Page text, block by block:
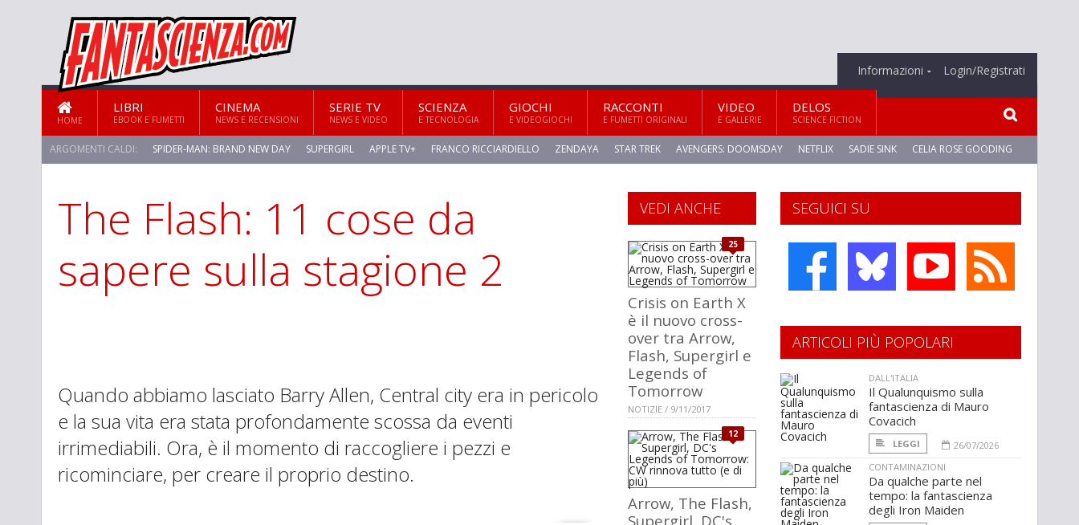
Informazioni Login/Registrati
HOME
LIBRI
EBOOK E FUMETTI
CINEMA
NEWS E RECENSIONI
SERIE TV
NEWS E VIDEO
SCIENZA
E TECNOLOGIA
GIOCHI
E VIDEOGIOCHI
RACCONTI
E FUMETTI ORIGINALI
VIDEO
E GALLERIE
DELOS
SCIENCE FICTION
ARGOMENTI CALDI: SPIDER-MAN: BRAND NEW DAY SUPERGIRL APPLE TV+ FRANCO RICCIARDIELLO ZENDAYA STAR TREK AVENGERS: DOOMSDAY NETFLIX SADIE SINK CELIA ROSE GOODING
The Flash: 11 cose da
sapere sulla stagione 2
Quando abbiamo lasciato Barry Allen, Central city era in pericolo
e la sua vita era stata profondamente scossa da eventi
irrimediabili. Ora, è il momento di raccogliere i pezzi e
ricominciare, per creare il proprio destino.
SEGUICI SU
VEDI ANCHE
25
Crisis on Earth X
è il nuovo cross-
over tra Arrow,
Flash, Supergirl e
Legends of
Tomorrow
NOTIZIE / 9/11/2017
12
Arrow, The Flash,
Supergirl, DC's
ARTICOLI PIÙ POPOLARI
DALL'ITALIA
Il Qualunquismo sulla
fantascienza di Mauro
Covacich
LEGGI
26/07/2026
CONTAMINAZIONI
Da qualche parte nel
tempo: la fantascienza
degli Iron Maiden